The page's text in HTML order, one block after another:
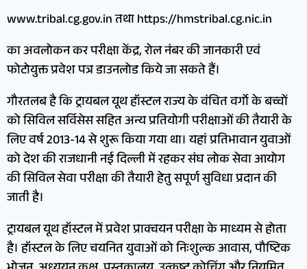
www.tribal.cg.gov.in तथा https://hmstribal.cg.nic.in
का अवलोकन कर परीक्षा केंद्र, रोल नंबर की जानकारी एवं
फोटोयुक्त प्रवेश पत्र डाउनलोड किये जा सकते हैं।
गौरतलब है कि ट्रायबल यूथ हॉस्टल राज्य के वंचित वर्गो के बच्चों
को सिविल सर्विसेस सहित अन्य प्रतियोगी परीक्षाओं की तैयारी के
लिए वर्ष 2013-14 से शुरू किया गया था। यहां प्रतिभावान युवाओं
को देश की राजधानी नई दिल्ली में रहकर संघ लोक सेवा आयोग
की सिविल सेवा परीक्षा की तैयारी हेतु सपूर्ण सुविधा प्रदान की
जाती है।
ट्रायबल यूथ हॉस्टल में प्रवेश प्राक्चयन परीक्षा के माध्यम से होता
है। हॉस्टल के लिए चयनित युवाओं को निःशुल्क आवास, पौष्टिक